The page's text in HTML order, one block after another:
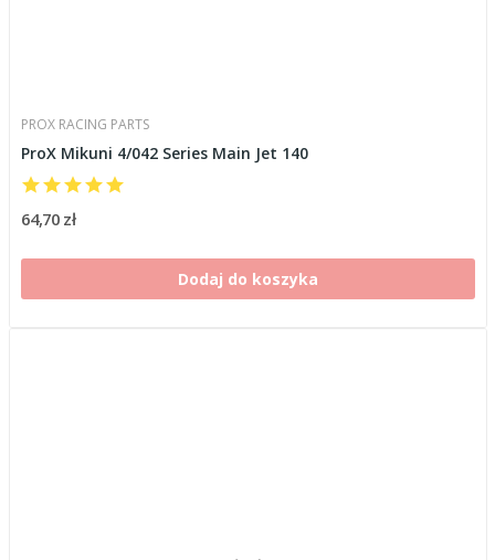
PROX RACING PARTS
ProX Mikuni 4/042 Series Main Jet 140
64,70 zł
Dodaj do koszyka